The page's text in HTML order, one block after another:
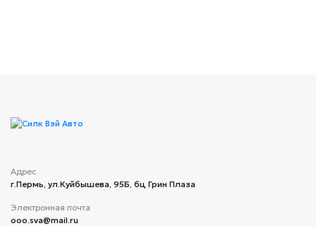
Адрес
г.Пермь, ул.Куйбышева, 95Б, бц Грин Плаза
Электронная почта
ooo.sva@mail.ru